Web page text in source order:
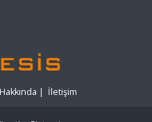
| İletişim